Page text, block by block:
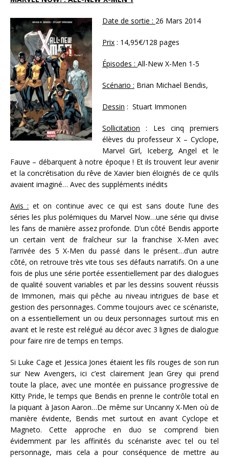
Date de sortie : 26 Mars 2014
Prix : 14,95€/128 pages
Épisodes : All-New X-Men 1-5
Scénario : Brian Michael Bendis,
Dessin : Stuart Immonen
Sollicitation : Les cinq premiers
élèves du professeur X – Cyclope,
Marvel Girl, Iceberg, Angel et le
Fauve – débarquent à notre époque ! Et ils trouvent leur avenir
et la concrétisation du rêve de Xavier bien éloignés de ce qu’ils
avaient imaginé… Avec des suppléments inédits
Avis : et on continue avec ce qui est sans doute l’une des
séries les plus polémiques du Marvel Now…une série qui divise
les fans de manière assez profonde. D’un côté Bendis apporte
un certain vent de fraîcheur sur la franchise X-Men avec
l’arrivée des 5 X-Men du passé dans le présent…d’un autre
côté, on retrouve très vite tous ses défauts narratifs. On a une
fois de plus une série portée essentiellement par des dialogues
de qualité souvent variables et par les dessins souvent réussis
de Immonen, mais qui pêche au niveau intrigues de base et
gestion des personnages. Comme toujours avec ce scénariste,
on a essentiellement un ou deux personnages surtout mis en
avant et le reste est relégué au décor avec 3 lignes de dialogue
pour faire rire de temps en temps.
Si Luke Cage et Jessica Jones étaient les fils rouges de son run
sur New Avengers, ici c’est clairement Jean Grey qui prend
toute la place, avec une montée en puissance progressive de
Kitty Pride, le temps que Bendis en prenne le contrôle total en
la piquant à Jason Aaron…De même sur Uncanny X-Men où de
manière évidente, Bendis met surtout en avant Cyclope et
Magneto. Cette approche en duo se comprend bien
évidemment par les affinités du scénariste avec tel ou tel
personnage, mais cela a pour conséquence de mettre au